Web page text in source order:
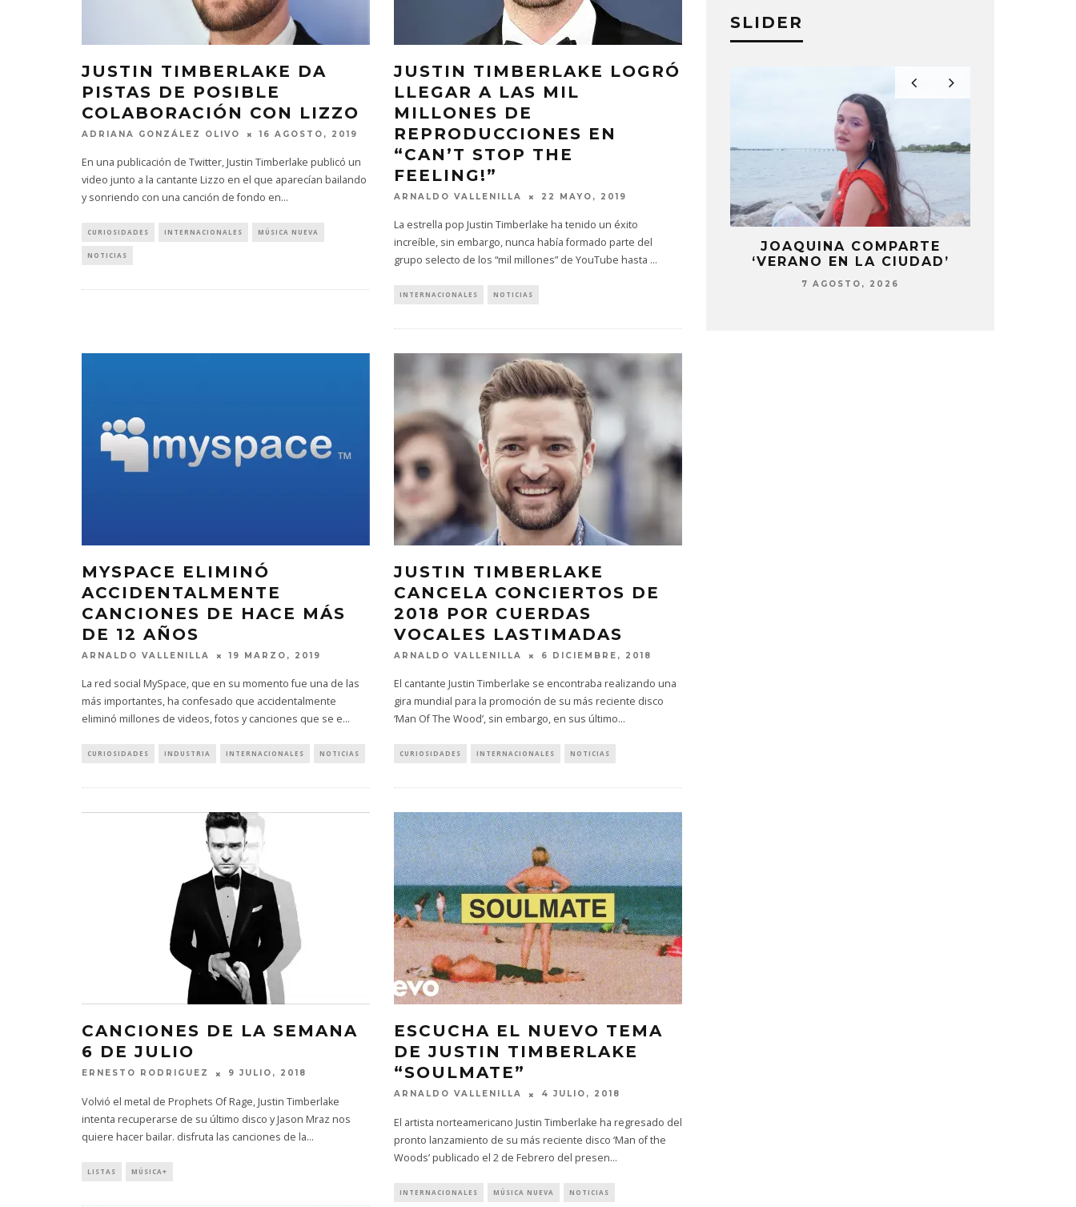
JUSTIN TIMBERLAKE DA
PISTAS DE POSIBLE
COLABORACIÓN CON LIZZO
ADRIANA GONZÁLEZ OLIVO 16 AGOSTO, 2019
En una publicación de Twitter, Justin Timberlake publicó un
video junto a la cantante Lizzo en el que aparecían bailando
y sonriendo con una canción de fondo en...
CURIOSIDADES INTERNACIONALES MÚSICA NUEVA
NOTICIAS
JUSTIN TIMBERLAKE LOGRÓ
LLEGAR A LAS MIL
MILLONES DE
REPRODUCCIONES EN
“CAN’T STOP THE
FEELING!”
ARNALDO VALLENILLA 22 MAYO, 2019
La estrella pop Justin Timberlake ha tenido un éxito
increíble, sin embargo, nunca había formado parte del
grupo selecto de los “mil millones” de YouTube hasta ...
INTERNACIONALES NOTICIAS
MYSPACE ELIMINÓ
ACCIDENTALMENTE
CANCIONES DE HACE MÁS
DE 12 AÑOS
ARNALDO VALLENILLA 19 MARZO, 2019
La red social MySpace, que en su momento fue una de las
más importantes, ha confesado que accidentalmente
eliminó millones de videos, fotos y canciones que se e...
CURIOSIDADES INDUSTRIA INTERNACIONALES NOTICIAS
JUSTIN TIMBERLAKE
CANCELA CONCIERTOS DE
2018 POR CUERDAS
VOCALES LASTIMADAS
ARNALDO VALLENILLA 6 DICIEMBRE, 2018
El cantante Justin Timberlake se encontraba realizando una
gira mundial para la promoción de su más reciente disco
‘Man Of The Wood’, sin embargo, en sus último...
CURIOSIDADES INTERNACIONALES NOTICIAS
CANCIONES DE LA SEMANA
6 DE JULIO
ERNESTO RODRIGUEZ 9 JULIO, 2018
Volvió el metal de Prophets Of Rage, Justin Timberlake
intenta recuperarse de su último disco y Jason Mraz nos
quiere hacer bailar. disfruta las canciones de la...
LISTAS MÚSICA+
ESCUCHA EL NUEVO TEMA
DE JUSTIN TIMBERLAKE
“SOULMATE”
ARNALDO VALLENILLA 4 JULIO, 2018
El artista norteamericano Justin Timberlake ha regresado del
pronto lanzamiento de su más reciente disco ‘Man of the
Woods’ publicado el 2 de Febrero del presen...
INTERNACIONALES MÚSICA NUEVA NOTICIAS
SLIDER
MONET IN BLUE EXPLORA LA
FRAGILIDAD DEL TIEMPO
JOAQUINA COMPARTE
‘VERANO EN LA CIUDAD’
7 AGOSTO, 2026